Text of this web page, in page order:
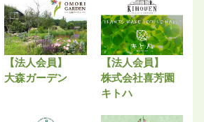
【法人会員】
大森ガーデン
【法人会員】
株式会社喜芳園
キトハ